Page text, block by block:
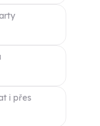
i přes